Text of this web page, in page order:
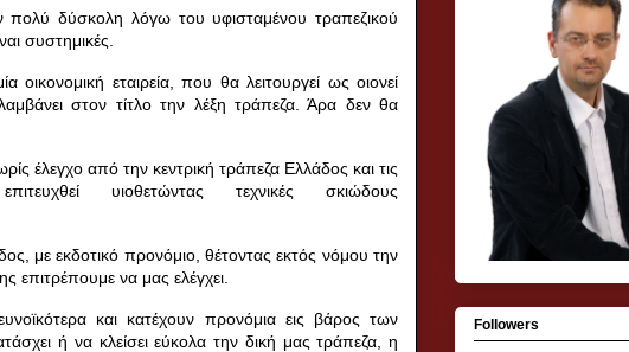
δύσκολη λόγω του υφισταμένου τραπεζικού
συστημικές.
εταιρεία, που θα λειτουργεί ως οιονεί
στον τίτλο την λέξη τράπεζα. Άρα δεν θα
έλεγχο από την κεντρική τράπεζα Ελλάδος και τις
υιοθετώντας τεχνικές σκιώδους
με εκδοτικό προνόμιο, θέτοντας εκτός νόμου την
να μας ελέγχει.
και κατέχουν προνόμια εις βάρος των
ή να κλείσει εύκολα την δική μας τράπεζα, η
Followers